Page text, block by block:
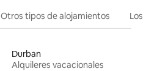
Otros tipos de alojamientos
Durban
Alquileres vacacionales